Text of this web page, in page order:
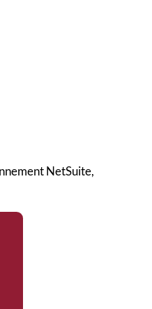
NetSuite,